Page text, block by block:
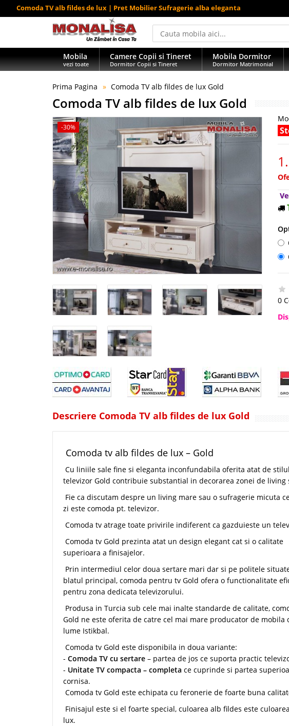
Comoda TV alb fildes de lux | Pret Mobilier Sufragerie alba eleganta
Mobila
vezi toate
Camere Copii si Tineret
Dormitor Copii si Tineret
Mobila Dormitor
Dormitor Matrimonial
Prima Pagina Comoda TV alb fildes de lux Gold
Comoda TV alb fildes de lux Gold
-30%
0
Descriere Comoda TV alb fildes de lux Gold
Comoda tv alb fildes de lux – Gold
Cu liniile sale fine si eleganta inconfundabila oferita atat de
televizor Gold contribuie substantial in decorarea zonei de
Fie ca discutam despre un living mare sau o sufragerie micuta
zi este comoda pt. televizor.
Comoda tv atrage toate privirile indiferent ca gazduieste un
Comoda tv Gold prezinta atat un design elegant cat si o calitate
superioara a finisajelor.
Prin intermediul celor doua sertare mari dar si pe politele
blatul principal, comoda pentru tv Gold ofera o functionalitate
pentru zona dedicata televizorului.
Produsa in Turcia sub cele mai inalte standarde de calitate,
Gold ne este oferita de catre cel mai mare producator de mobila
lume Istikbal.
Comoda tv Gold este disponibila in doua variante:
- Comoda TV cu sertare – partea de jos ce suporta practic
- Unitate TV compacta – completa ce cuprinde si partea
cornisa.
Comoda tv Gold este echipata cu feronerie de foarte buna
Finisajul este si el foarte special, culoarea alb fildes este
lux.